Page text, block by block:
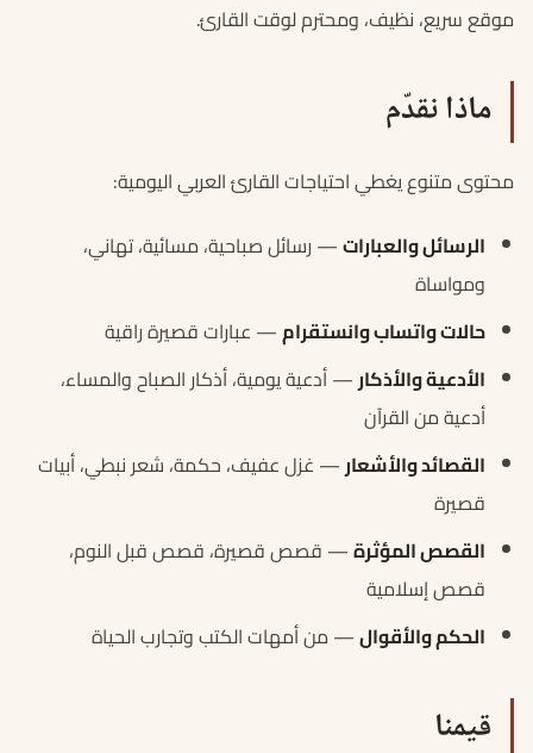
موقع سريع، نظيف، ومحترم لوقت القارئ.
ماذا نقدّم
محتوى متنوع يغطي احتياجات القارئ العربي اليومية:
الرسائل والعبارات— رسائل صباحية، مسائية، تهاني،
ومواساة
حالات واتساب وانستقرام— عبارات قصيرة راقية
الأدعية والأذكار— أدعية يومية، أذكار الصباح والمساء،
أدعية من القرآن
القصائد والأشعار— غزل عفيف، حكمة، شعر نبطي، أبيات
قصيرة
القصص المؤثرة— قصص قصيرة، قصص قبل النوم،
قصص إسلامية
الحكم والأقوال— من أمهات الكتب وتجارب الحياة
قيمنا